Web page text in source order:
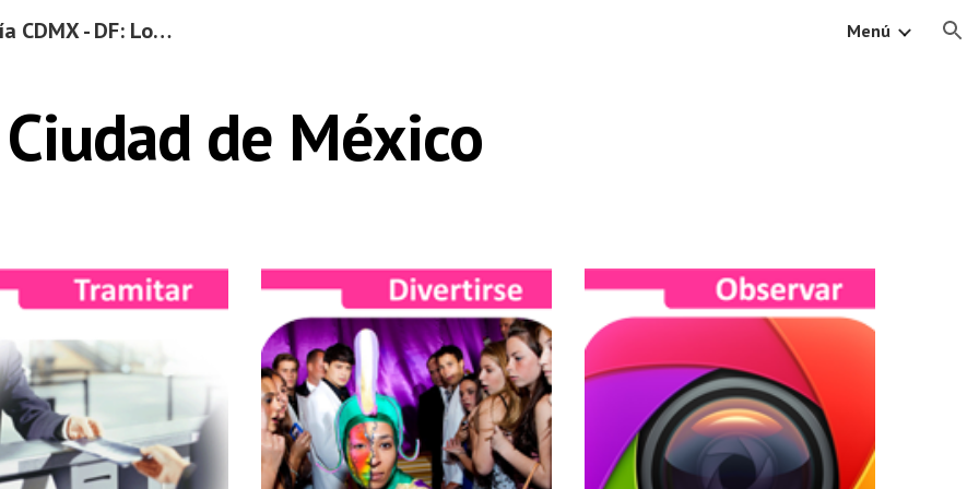
to main content Ciudad de México | Guía CDMX - DF: Lo Mejor del Distrito Federal Menú
Ciudad de México